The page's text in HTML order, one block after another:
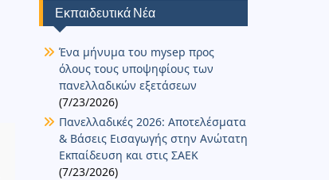
Εκπαιδευτικά Νέα
Ένα μήνυμα του mysep προς
όλους τους υποψηφίους των
πανελλαδικών εξετάσεων
(7/23/2026)
Πανελλαδικές 2026: Αποτελέσματα
& Βάσεις Εισαγωγής στην Ανώτατη
Εκπαίδευση και στις ΣΑΕΚ
(7/23/2026)